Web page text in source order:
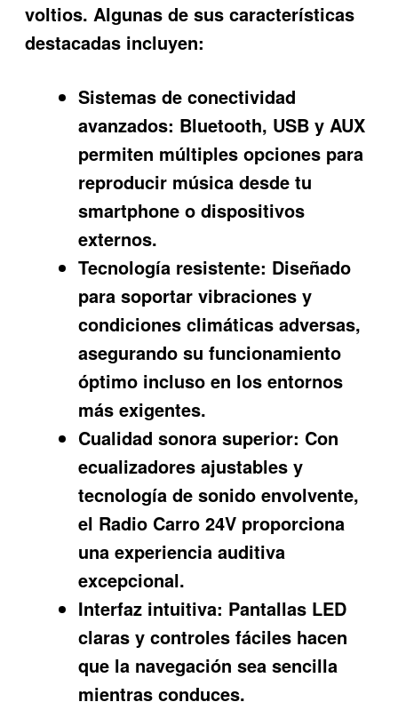
voltios. Algunas de sus características
destacadas incluyen:
Sistemas de conectividad
avanzados: Bluetooth, USB y AUX
permiten múltiples opciones para
reproducir música desde tu
smartphone o dispositivos
externos.
Tecnología resistente: Diseñado
para soportar vibraciones y
condiciones climáticas adversas,
asegurando su funcionamiento
óptimo incluso en los entornos
más exigentes.
Cualidad sonora superior: Con
ecualizadores ajustables y
tecnología de sonido envolvente,
el Radio Carro 24V proporciona
una experiencia auditiva
excepcional.
Interfaz intuitiva: Pantallas LED
claras y controles fáciles hacen
que la navegación sea sencilla
mientras conduces.